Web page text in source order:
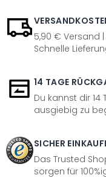
5,90 € Versand |
Schnelle
14 TAGE
Du kannst dir 14
ausgiebig zu
SICHER
Das Trusted
sorgen für